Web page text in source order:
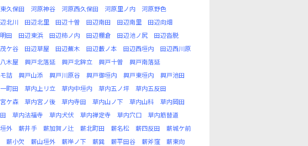
久保田 河原神谷 河原西久保田 河原里ノ内
河原野色
北川 田辺北里 田辺十曽 田辺南田 田辺南里
田辺向畑
田 田辺東浜 田辺柿ノ内 田辺棚倉 田辺池ノ尻
田辺沓脱
ケ谷 田辺草屋 田辺蕪木 田辺藪ノ本 田辺西垣内
田辺西川原
木屋 興戸北落延 興戸北鉾立 興戸十曽
興戸南落延
詰 興戸山添 興戸川原谷 興戸御垣内 興戸東垣内
興戸池田
町田 草内上リ立 草内中垣内 草内五ノ坪
草内五反田
ケ森 草内宮ノ後 草内寺田 草内山ノ下 草内山科
草内岡田
草内法福寺 草内犬伏 草内禅定寺 草内穴口
草内筋替道
外 薪井手 薪加賀ノ辻 薪北町田 薪名松 薪四反田
薪城ケ前
薪小欠 薪山垣外 薪岸ノ下 薪巽 薪平田谷 薪斧窪
薪東向